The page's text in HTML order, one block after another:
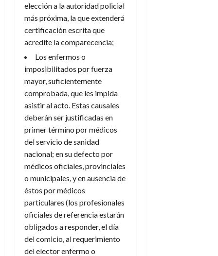
elección a la autoridad policial
más próxima, la que extenderá
certificación escrita que
acredite la comparecencia;
Los enfermos o
imposibilitados por fuerza
mayor, suficientemente
comprobada, que les impida
asistir al acto. Estas causales
deberán ser justificadas en
primer término por médicos
del servicio de sanidad
nacional; en su defecto por
médicos oficiales, provinciales
o municipales, y en ausencia de
éstos por médicos
particulares (los profesionales
oficiales de referencia estarán
obligados a responder, el día
del comicio, al requerimiento
del elector enfermo o